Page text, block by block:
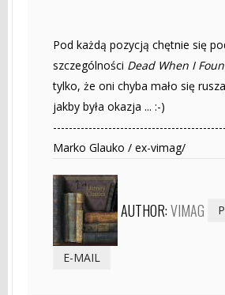
Pod każdą pozycją chętnie się
szczególności Dead When I
tylko, że oni chyba mało się
jakby była okazja ... :-)
Marko Glauko / ex-vimag/
AUTHOR:VIMAG
E-MAIL